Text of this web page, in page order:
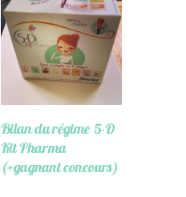
Bilan du régime 5-D
Kit Pharma
(+gagnant concours)